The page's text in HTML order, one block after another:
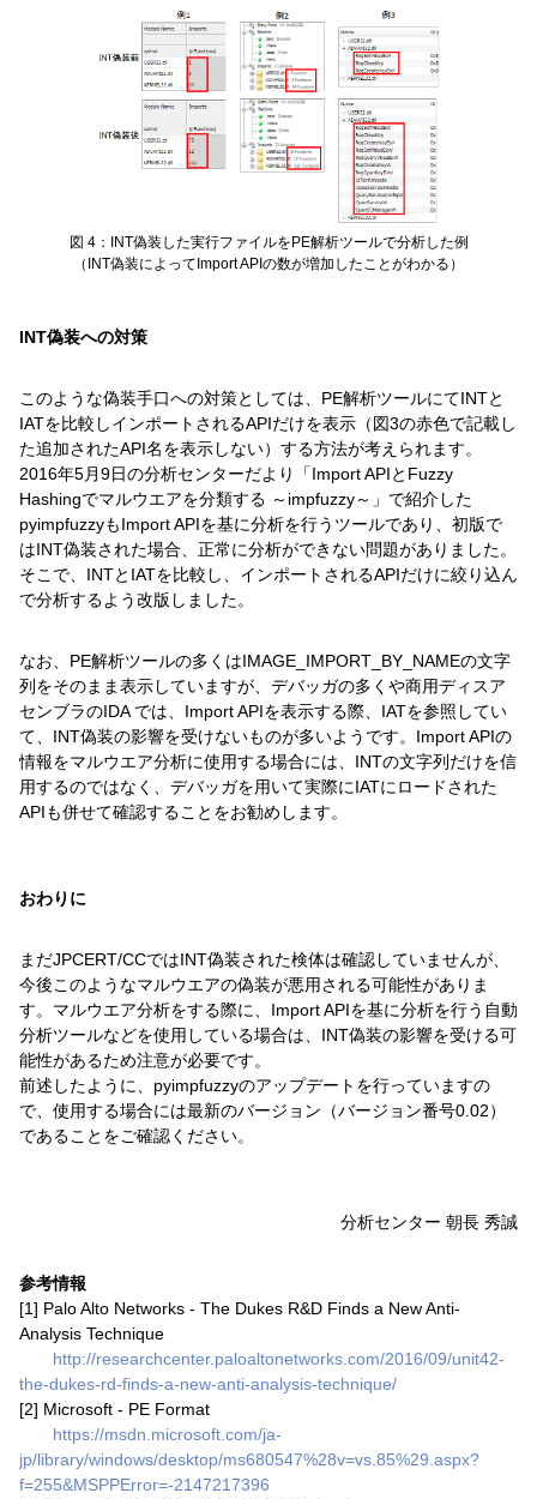
図 4：INT偽装した実行ファイルをPE解析ツールで分析した例
（INT偽装によってImport APIの数が増加したことがわかる）
INT偽装への対策
このような偽装手口への対策としては、PE解析ツールにてINTと
IATを比較しインポートされるAPIだけを表示（図3の赤色で記載し
た追加されたAPI名を表示しない）する方法が考えられます。
2016年5月9日の分析センターだより「Import APIとFuzzy
Hashingでマルウエアを分類する ～impfuzzy～」で紹介した
pyimpfuzzyもImport APIを基に分析を行うツールであり、初版で
はINT偽装された場合、正常に分析ができない問題がありました。
そこで、INTとIATを比較し、インポートされるAPIだけに絞り込ん
で分析するよう改版しました。
なお、PE解析ツールの多くはIMAGE_IMPORT_BY_NAMEの文字
列をそのまま表示していますが、デバッガの多くや商用ディスア
センブラのIDA では、Import APIを表示する際、IATを参照してい
て、INT偽装の影響を受けないものが多いようです。Import APIの
情報をマルウエア分析に使用する場合には、INTの文字列だけを信
用するのではなく、デバッガを用いて実際にIATにロードされた
APIも併せて確認することをお勧めします。
おわりに
まだJPCERT/CCではINT偽装された検体は確認していませんが、
今後このようなマルウエアの偽装が悪用される可能性がありま
す。マルウエア分析をする際に、Import APIを基に分析を行う自動
分析ツールなどを使用している場合は、INT偽装の影響を受ける可
能性があるため注意が必要です。
前述したように、pyimpfuzzyのアップデートを行っていますの
で、使用する場合には最新のバージョン（バージョン番号0.02）
であることをご確認ください。
分析センター 朝長 秀誠
参考情報
[1] Palo Alto Networks - The Dukes R&D Finds a New Anti-
Analysis Technique
http://researchcenter.paloaltonetworks.com/2016/09/unit42-
the-dukes-rd-finds-a-new-anti-analysis-technique/
[2] Microsoft - PE Format
https://msdn.microsoft.com/ja-
jp/library/windows/desktop/ms680547%28v=vs.85%29.aspx?
f=255&MSPPError=-2147217396